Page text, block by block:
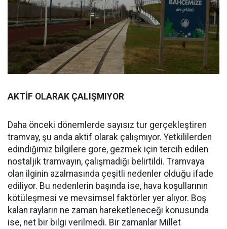
AKTİF OLARAK ÇALIŞMIYOR
Daha önceki dönemlerde sayısız tur gerçekleştiren
tramvay, şu anda aktif olarak çalışmıyor. Yetkililerden
edindiğimiz bilgilere göre, gezmek için tercih edilen
nostaljik tramvayın, çalışmadığı belirtildi. Tramvaya
olan ilginin azalmasında çeşitli nedenler olduğu ifade
ediliyor. Bu nedenlerin başında ise, hava koşullarının
kötüleşmesi ve mevsimsel faktörler yer alıyor. Boş
kalan rayların ne zaman hareketleneceği konusunda
ise, net bir bilgi verilmedi. Bir zamanlar Millet